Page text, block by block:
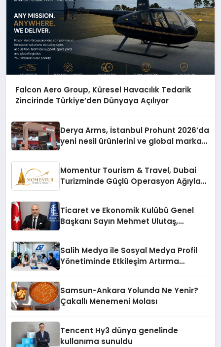
Falcon Aero Group, Küresel Havacılık Tedarik
Zincirinde Türkiye’den Dünyaya Açılıyor
Derya Arms, İstanbul Prohunt 2026’da
yeni nesil ürünlerini ve global marka
Momentur Tourism & Travel, Dubai
Turizminde Güçlü Operasyon Ağıyla
Ticaret ve Ekonomik Kulübü Genel
Başkanı Sayın Mehmet Ulutaş,
Salih Medya ile Sosyal Medya Profil
Yönetiminde Etkileşim Artırma
Samsun-Ankara Yolunda Ne Yenir?
Çakallı Menemeni Molası
Tencent Hy3 dünya genelinde
kullanıma sunuldu